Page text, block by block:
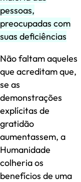
pessoas,
preocupadas com
suas deficiências
Não faltam aqueles
que acreditam que,
se as
demonstrações
explícitas de
gratidão
aumentassem, a
Humanidade
colheria os
benefícios de uma